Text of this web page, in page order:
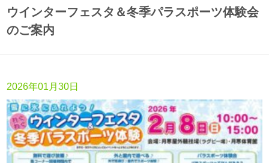
ウインターフェスタ＆冬季パラスポーツ体験会
のご案内
2026年01月30日